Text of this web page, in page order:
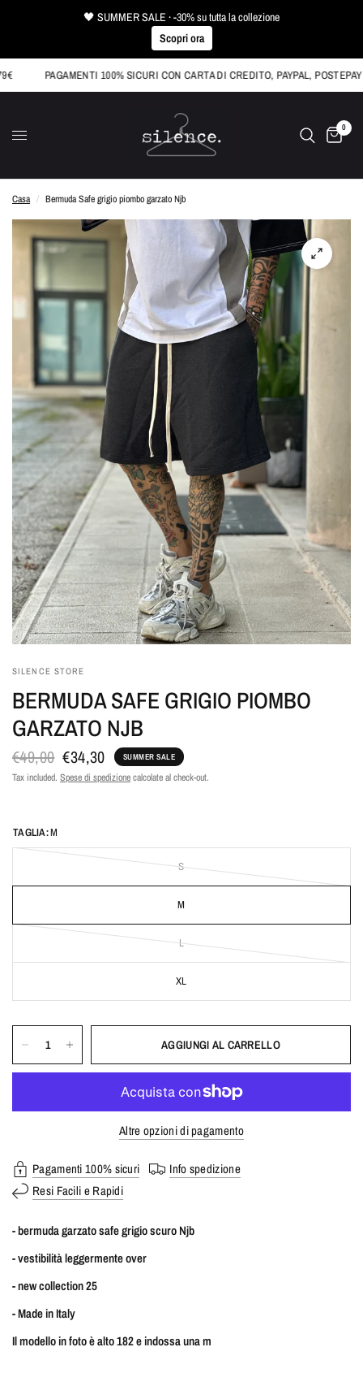
🖤 SUMMER SALE · -30% su tutta la collezione
Scopri ora
PAGAMENTI 100% SICURI CON CARTA DI CREDITO, PAYPAL, POSTEPAY O
0
Casa / Bermuda Safe grigio piombo garzato Njb
SILENCE STORE
BERMUDA SAFE GRIGIO PIOMBO
GARZATO NJB
€49,00 €34,30 SUMMER SALE
Tax included. Spese di spedizionecalcolate al check-out.
TAGLIA:M
S
M
L
XL
AGGIUNGI AL CARRELLO
Altre opzioni di pagamento
Pagamenti 100% sicuri
Info spedizione
Resi Facili e Rapidi
- bermuda garzato safe grigio scuro Njb
- vestibilità leggermente over
- new collection 25
- Made in Italy
Il modello in foto è alto 182 e indossa una m